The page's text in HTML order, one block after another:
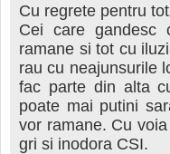
Cu regrete pentru
Cei care gandesc
ramane si tot cu
rau cu neajunsurile
fac parte din alta
poate mai putini
vor ramane. Cu
gri si inodora CSI.